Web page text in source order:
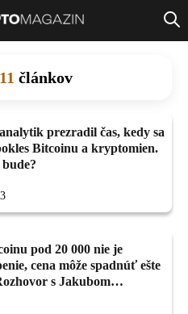
11 článkov
prezradil čas, kedy sa
Bitcoinu a kryptomien.
pod 20 000 nie je
cena môže spadnúť ešte
s Jakubom